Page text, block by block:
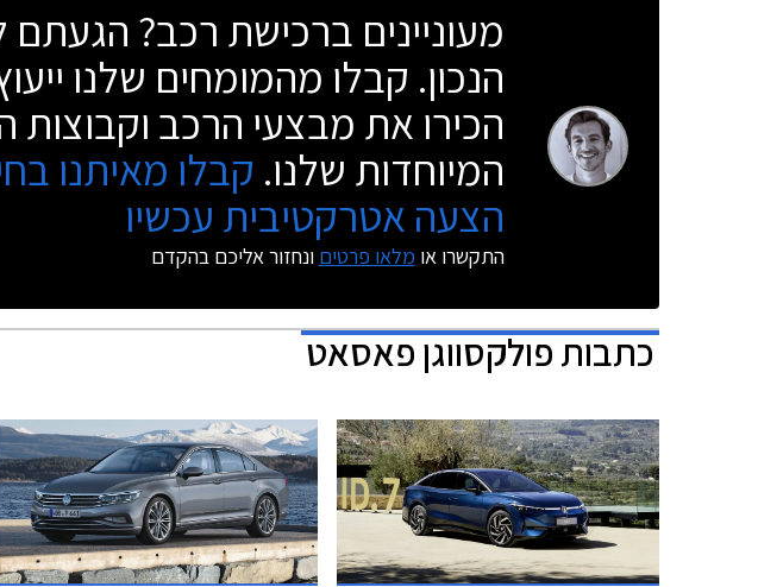
מעוניינים ברכישת רכב?
הנכון. קבלו מהמומחים שלנו
הכירו את מבצעי הרכב וקבוצות
המיוחדות שלנו. קבלו מאיתנו
הצעה אטרקטיבית עכשיו
התקשרו או מלאו פרטים ונחזור אליכם בהקדם
כתבותפולקסווגן פאסאט